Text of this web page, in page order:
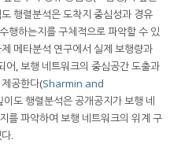
행렬분석은 도착지 중심성과 경유
행하는지를 구체적으로 파악할 수 있
메타분석 연구에서 실제 보행량과
어, 보행 네트워크의 중심공간 도출과
공한다(Sharmin and
이도 행렬분석은 공개공지가 보행 네
를 파악하여 보행 네트워크의 위계 구
.